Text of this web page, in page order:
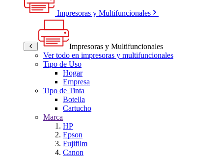
Impresoras y Multifuncionales
Impresoras y Multifuncionales
Ver todo en impresoras y multifuncionales
Tipo de Uso
Hogar
Empresa
Tipo de Tinta
Botella
Cartucho
Marca
HP
Epson
Fujifilm
Canon